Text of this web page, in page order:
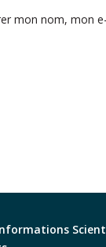
mon nom, mon